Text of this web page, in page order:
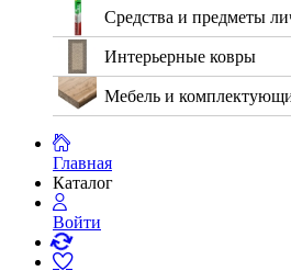
Средства и предметы
Интерьерные ковры
Мебель и
Главная
Каталог
Войти